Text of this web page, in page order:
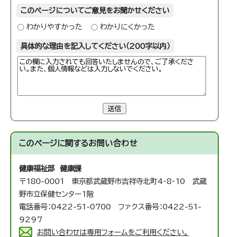
このページについてご意見をお聞かせください
わかりやすかった わかりにくかった
具体的な理由を記入してください（200字以内）
送信
このページに関するお問い合わせ
健康福祉部 健康課
〒180-0001 東京都武蔵野市吉祥寺北町4‐8‐10 武蔵
野市立保健センター1階
電話番号：0422-51-0700 ファクス番号：0422-51-
9297
お問い合わせは専用フォームをご利用ください。